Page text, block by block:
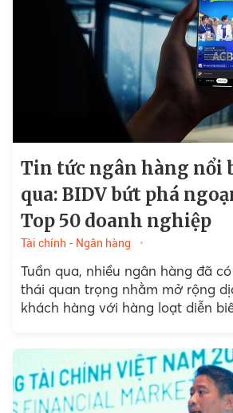
Tin tức ngân hàng nổi
qua: BIDV bứt phá
Top 50 doanh nghiệp
Tài chính - Ngân hàng
Tuần qua, nhiều ngân hàng đã
thái quan trọng nhằm mở rộng
khách hàng với hàng loạt diễn